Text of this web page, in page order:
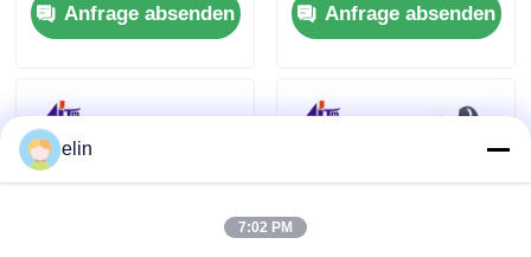
Arabisch
Anfrage absenden
Schlüssel-ATM-Teile
Anfrage absenden
elin
7:02 PM